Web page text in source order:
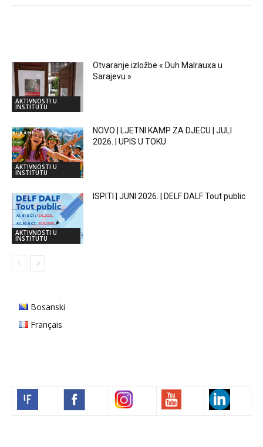
AKTIVNOSTI U
INSTITUTU
Otvaranje izložbe « Duh Malrauxa u
Sarajevu »
AKTIVNOSTI U
INSTITUTU
NOVO | LJETNI KAMP ZA DJECU | JULI
2026. | UPIS U TOKU
AKTIVNOSTI U
INSTITUTU
ISPITI | JUNI 2026. | DELF DALF Tout public
Bosanski
Français